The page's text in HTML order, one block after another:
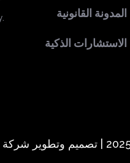
المدونة القانونية
الاستشارات الذكية